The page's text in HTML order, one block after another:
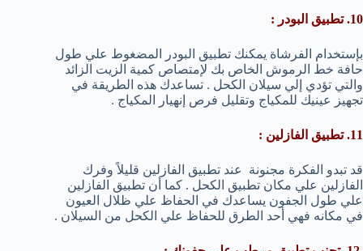
10. تطبيق البودر :
بإستخدام الفرشاة يمكنك تطبيق البودر المضغوط علي طول
حافة خط الرموش الخاص بك لإمتصاص كمية الزيت الزائد
والتي تؤدي إلي سيلان الكحل . تساعدك هذه الطريقة في
تجهيز عينيك للمكياج وتقليل فرص إنهيار المكياج .
11. تطبيق الفازلين :
قد تبدو الفكرة مجنونة عند تطبيق الفازلين قليلاً وفرك
الفازلين علي مكان تطبيق الكحل . كما أن تطبيق الفازلين
علي طول الجفون يساعدك في الحفاظ علي ظلال العيون
في مكانه فهي أحد الطرق للحفاظ علي الكحل من السيلان .